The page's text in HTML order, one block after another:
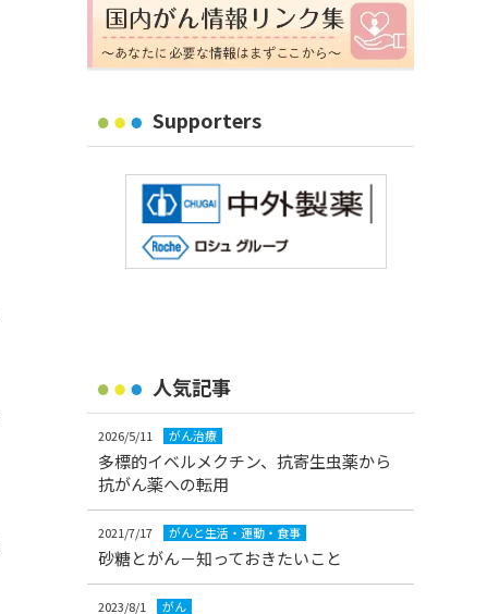
Supporters
人気記事
2026/5/11 がん治療
多標的イベルメクチン、抗寄生虫薬から
抗がん薬への転用
2021/7/17 がんと生活・運動・食事
砂糖とがん－知っておきたいこと
2023/8/1 がん